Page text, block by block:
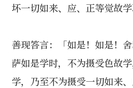
坏一切如来、应、正等觉故学
善现答言：「如是！如是！
萨如是学时，不为摄受色故
学，乃至不为摄受一切如来、